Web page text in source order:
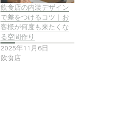
飲食店の内装デザイン
で差をつけるコツ｜お
客様が何度も来たくな
る空間作り
2025年11月6日
飲食店